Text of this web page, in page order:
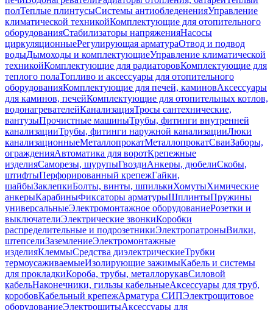
полТеплые плинтусыСистемы антиобледененияУправление
климатической техникойКомплектующие для отопительного
оборудованияСтабилизаторы напряженияНасосы
циркуляционныеРегулирующая арматураОтвод и подвод
водыДымоходы и комплектующиеУправление климатической
техникойКомплектующие для радиаторовКомплектующие для
теплого полаТопливо и аксессуары для отопительного
оборудованияКомплектующие для печей, каминовАксессуары
для каминов, печейКомплектующие для отопительных котлов,
водонагревателейКанализацияТросы сантехнические,
вантузыПрочистные машиныТрубы, фитинги внутренней
канализацииТрубы, фитинги наружной канализацииЛюки
канализационныеМеталлопрокатМеталлопрокатСваиЗаборы,
огражденияАвтоматика для воротКрепежные
изделияСаморезы, шурупыГвоздиАнкеры, дюбелиСкобы,
штифтыПерфорированный крепежГайки,
шайбыЗаклепкиБолты, винты, шпилькиХомутыХимические
анкерыКарабиныФиксаторы арматурыШплинтыПружины
универсальныеЭлектромонтажное оборудованиеРозетки и
выключателиЭлектрические звонкиКоробки
распределительные и подрозетникиЭлектропатроныВилки,
штепселиЗаземлениеЭлектромонтажные
изделияКлеммыСредства диэлектрическиеТрубки
термоусаживаемыеИзолирующие зажимыКабель и системы
для прокладкиКороба, трубы, металлорукавСиловой
кабельНаконечники, гильзы кабельныеАксессуары для труб,
коробовКабельный крепежАрматура СИПЭлектрощитовое
оборудованиеЭлектрощитыАксессуары для